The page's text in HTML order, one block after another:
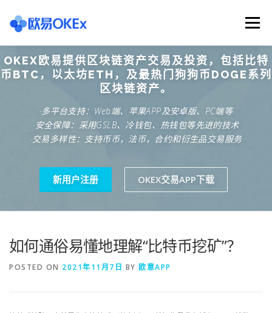
content
Menu
欧意交易所 关于欧意OKX 欧意APP下载
欧意注册网址 欧意交易下载 欧意团队
OKEX欧易提供区块链资产交易及投资，包括比特
币BTC，以太坊ETH，及最热门狗狗币DOGE系列
区块链资产。
·多平台支持：Web端、苹果APP及安卓版、PC端等
·安全保障：采用GSLB、冷钱包、热钱包等先进的技术
·交易多样性：支持币币，法币，合约和衍生品交易服务
新用户注册 OKEX交易APP下载
如何通俗易懂地理解“比特币挖矿”？
POSTED ON 2021年11月7日 BY 欧意APP